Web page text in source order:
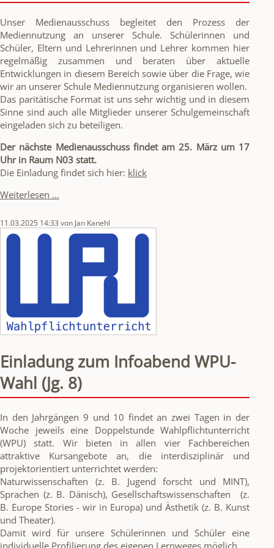
Unser Medienausschuss begleitet den Prozess der
Mediennutzung an unserer Schule. Schülerinnen und
Schüler, Eltern und Lehrerinnen und Lehrer kommen hier
regelmäßig zusammen und beraten über aktuelle
Entwicklungen in diesem Bereich sowie über die Frage, wie
wir an unserer Schule Mediennutzung organisieren wollen.
Das paritätische Format ist uns sehr wichtig und in diesem
Sinne sind auch alle Mitglieder unserer Schulgemeinschaft
eingeladen sich zu beteiligen.
Der nächste Medienausschuss findet am 25. März um 17
Uhr in Raum N03 statt.
Die Einladung findet sich hier: klick
Weiterlesen …
Medienausschuss
11.03.2025 14:33 von Jan Kanehl
Einladung zum Infoabend WPU-
Wahl (Jg. 8)
In den Jahrgängen 9 und 10 findet an zwei Tagen in der
Woche jeweils eine Doppelstunde Wahlpflichtunterricht
(WPU) statt. Wir bieten in allen vier Fachbereichen
attraktive Kursangebote an, die interdisziplinär und
projektorientiert unterrichtet werden:
Naturwissenschaften (z. B. Jugend forscht und MINT),
Sprachen (z. B. Dänisch), Gesellschaftswissenschaften (z.
B. Europe Stories - wir in Europa) und Ästhetik (z. B. Kunst
und Theater).
Damit wird für unsere Schülerinnen und Schüler eine